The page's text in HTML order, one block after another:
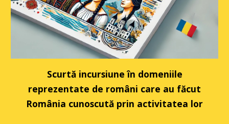
Scurtă incursiune în domeniile
reprezentate de români care au făcut
România cunoscută prin activitatea lor